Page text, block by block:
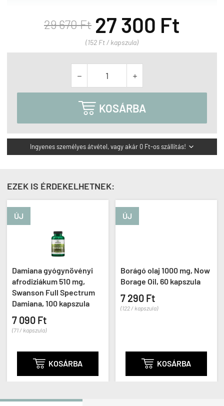
29 670 Ft 27 300 Ft
(152 Ft / kapszula)
 
 KOSÁRBA
Ingyenes személyes átvétel, vagy akár 0 Ft-os szállítás! 
EZEK IS ÉRDEKELHETNEK:
ÚJ
Damiana gyógynövényi
afrodiziákum 510 mg,
Swanson Full Spectrum
Damiana, 100 kapszula
7 090 Ft
(71 / kapszula)
 KOSÁRBA
ÚJ
Borágó olaj 1000 mg, Now
Borage Oil, 60 kapszula
7 290 Ft
(122 / kapszula)
 KOSÁRBA